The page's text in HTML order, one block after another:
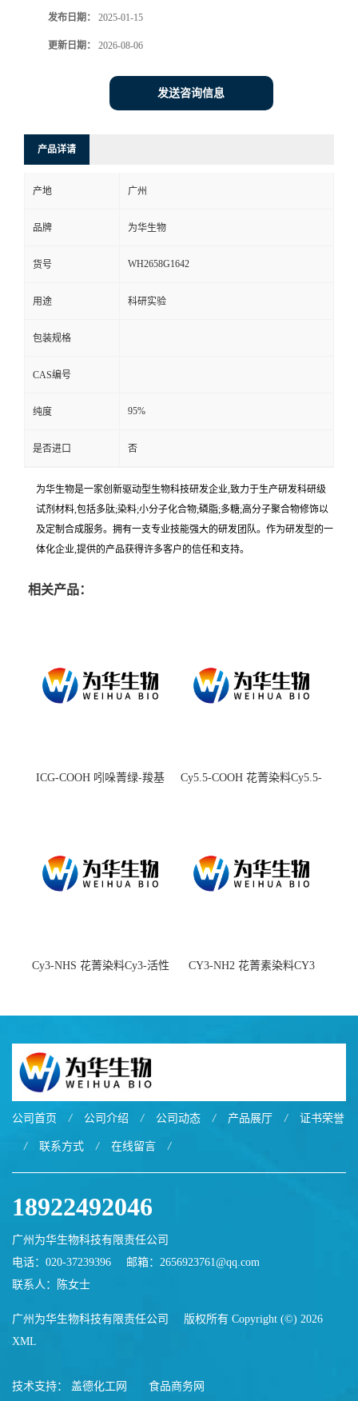
发布日期： 2025-01-15
更新日期： 2026-08-06
发送咨询信息
产品详请
产地 广州
品牌 为华生物
货号 WH2658G1642
用途 科研实验
包装规格
CAS编号
纯度 95%
是否进口 否
为华生物是一家创新驱动型生物科技研发企业,致力于生产研发科研级
试剂材料,包括多肽;染料;小分子化合物;磷脂;多糖;高分子聚合物修饰以
及定制合成服务。拥有一支专业技能强大的研发团队。作为研发型的一
体化企业,提供的产品获得许多客户的信任和支持。
相关产品：
ICG-COOH 吲哚菁绿-羧基
Cy5.5-COOH 花菁染料Cy5.5-
Cy3-NHS 花菁染料Cy3-活性
CY3-NH2 花菁素染料CY3
公司首页 / 公司介绍 / 公司动态 / 产品展厅 / 证书荣誉
/ 联系方式 / 在线留言 /
18922492046
广州为华生物科技有限责任公司
电话：020-37239396
邮箱： 2656923761@qq.com
联系人：陈女士
广州为华生物科技有限责任公司
版权所有 Copyright (©) 2026
XML
技术支持： 盖德化工网 食品商务网